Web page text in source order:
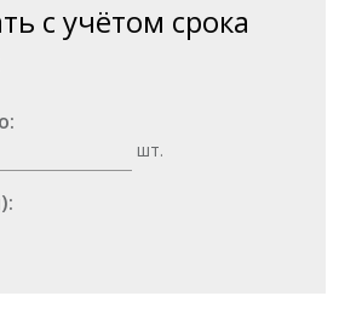
с учётом срока
шт.